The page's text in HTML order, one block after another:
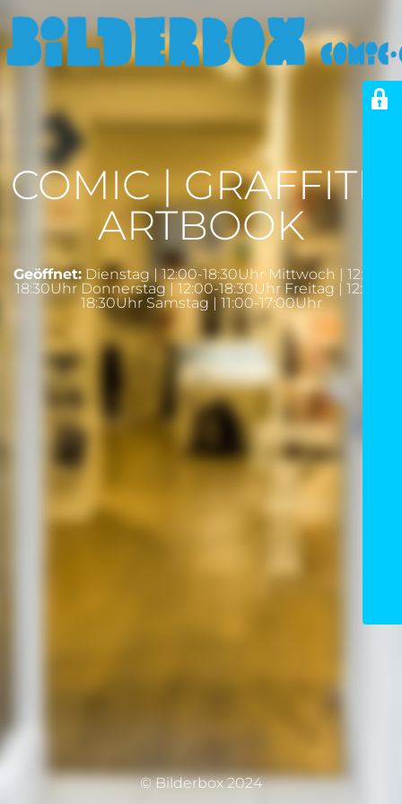
COMIC | GRAFFITI |
ARTBOOK
Geöffnet: Dienstag | 12:00-18:30Uhr Mittwoch | 12:00-
18:30Uhr Donnerstag | 12:00-18:30Uhr Freitag | 12:00-
18:30Uhr Samstag | 11:00-17:00Uhr
© Bilderbox 2024